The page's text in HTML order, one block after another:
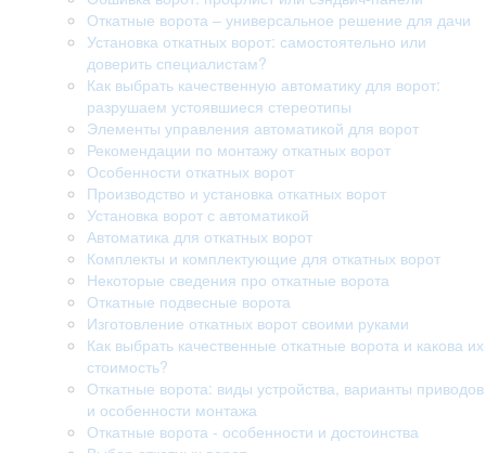
Откатные ворота – универсальное решение для дачи
Установка откатных ворот: самостоятельно или
доверить специалистам?
Как выбрать качественную автоматику для ворот:
разрушаем устоявшиеся стереотипы
Элементы управления автоматикой для ворот
Рекомендации по монтажу откатных ворот
Особенности откатных ворот
Производство и установка откатных ворот
Установка ворот с автоматикой
Автоматика для откатных ворот
Комплекты и комплектующие для откатных ворот
Некоторые сведения про откатные ворота
Откатные подвесные ворота
Изготовление откатных ворот своими руками
Как выбрать качественные откатные ворота и какова их
стоимость?
Откатные ворота: виды устройства, варианты приводов
и особенности монтажа
Откатные ворота - особенности и достоинства